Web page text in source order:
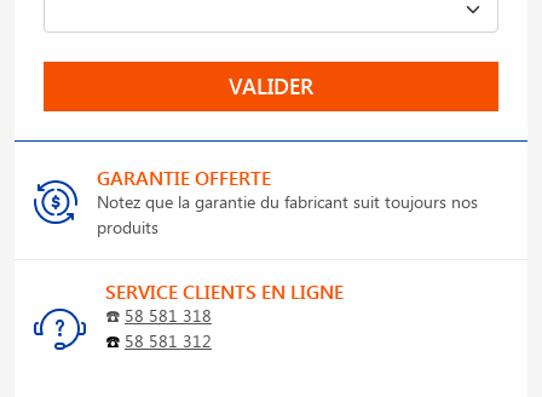
VALIDER
GARANTIE OFFERTE
Notez que la garantie du fabricant suit toujours nos
produits
SERVICE CLIENTS EN LIGNE
☎️ 58 581 318
☎️ 58 581 312